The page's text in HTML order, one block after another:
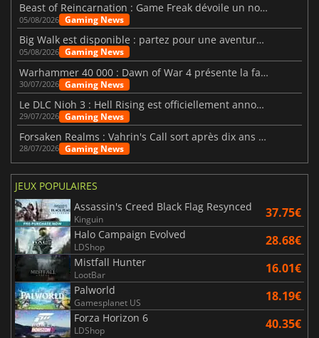
Beast of Reincarnation : Game Freak dévoile un nouveau pari
05/08/2026 Gaming News
Big Walk est disponible : partez pour une aventure entre amis
05/08/2026 Gaming News
Warhammer 40 000 : Dawn of War 4 présente la faction des Nécrons
30/07/2026 Gaming News
Le DLC Nioh 3 : Hell Rising est officiellement annoncé
29/07/2026 Gaming News
Forsaken Realms : Vahrin's Call sort après dix ans de développement
28/07/2026 Gaming News
JEUX POPULAIRES
Assassin's Creed Black Flag Resynced
Kinguin 37.75€
Halo Campaign Evolved
LDShop 28.68€
Mistfall Hunter
LootBar 16.01€
Palworld
Gamesplanet US 18.19€
Forza Horizon 6
LDShop 40.35€